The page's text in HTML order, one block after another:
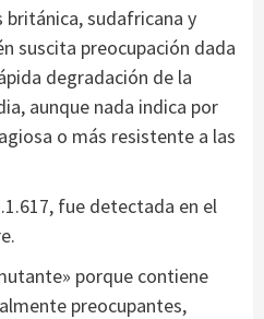
británica, sudafricana y
suscita preocupación dada
degradación de la
aunque nada indica por
o más resistente a las
fue detectada en el
porque contiene
preocupantes,